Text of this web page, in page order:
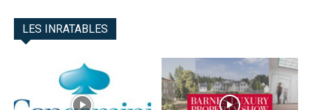
LES INRATABLES